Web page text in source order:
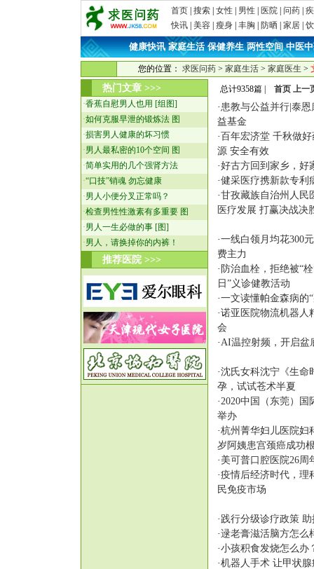
首页 搜索 女性 男性 医院 问药
快讯 美容 瘦身 丰胸 防晒 家居
健康快讯·家庭生活·保健养生·两性空间·中医
您的位置： 求医问药 > 家庭生活 > 家庭医生 >
热门文章 >>>
·香蕉自慰男人也用 [组图]
·如何克服早泄的锻炼法 图
·损害男人健康的坏习惯
·男人最私密的10个空间 图
·简单实用的几个强肾方法
·“口技”销魂 勿忘健康
·男人小便分叉正常吗？
·检查男性性激素有多重要 图
·男人一生必做的事 [图]
·男人，请换掉你的内裤！
推荐医院 >>>
总计9358篇 | 首页 上一
·患教与公益并行|泰
益基金
·百年宏济堂 千秋做
源 安全有效
·好古方回到家乡，好
·健采医疗携新款专利
·甘孜藏族自治州人民
医疗发展 打赢决战决
·一线白领月均花300
费主力
· 防治血栓，拒绝被“
日”义诊健教活动
·一文读懂帕金森病的
·诺亚医院物流机器人
会
·AI温控射频，开启盆
·沈氏女科沈宁《生
孕，试试苍术半夏
·2020中国（东莞）国
举办
·杭州菁华妇儿医院妇
岁阿姨患宫颈癌成功
· 美可普口腔医院26周
·疫情后经济时代，理
民免疫市场
· 践行分级诊疗政策
·逯老膏滋活脑方怎么
·小孩积食发烧怎么办
·机器人手术 让甲状腺